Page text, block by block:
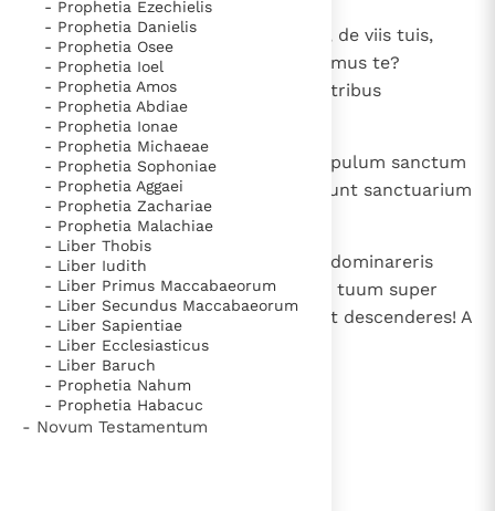
- Prophetia Ezechielis
- Prophetia Danielis
- Prophetia Osee
- Prophetia Ioel
- Prophetia Amos
- Prophetia Abdiae
- Prophetia Ionae
- Prophetia Michaeae
- Prophetia Sophoniae
- Prophetia Aggaei
- Prophetia Zachariae
- Prophetia Malachiae
- Liber Thobis
- Liber Iudith
- Liber Primus Maccabaeorum
- Liber Secundus Maccabaeorum
- Liber Sapientiae
- Liber Ecclesiasticus
- Liber Baruch
- Prophetia Nahum
- Prophetia Habacuc
- Novum Testamentum
Quare errare nos fecisti, Domine, de viis tuis,
indurasti cor nostrum, ne timeremus te?
Convertere propter servos tuos, tribus
hereditatis tuae.
Brevi tempore hereditaverunt populum sanctum
tuum, hostes nostri conculcaverunt sanctuarium
tuum.
Facti sumus a saeculo, cum non dominareris
nostri, neque invocaretur nomen tuum super
nos. Utinam dirumperes caelos et descenderes! A
facie tua montes defluerent.